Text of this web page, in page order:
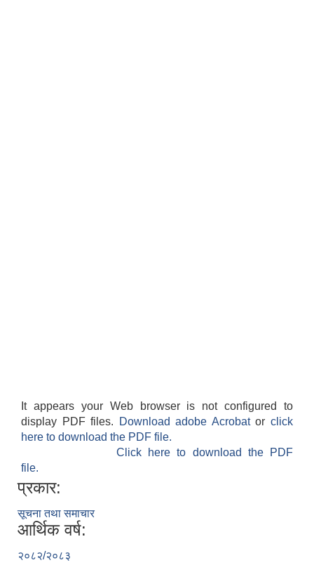
It appears your Web browser is not configured to
display PDF files.
Download adobe Acrobatorclick
here to download the PDF file.
Click here to download the PDF
file.
प्रकार:
सूचना तथा समाचार
आर्थिक वर्ष:
२०८२/२०८३